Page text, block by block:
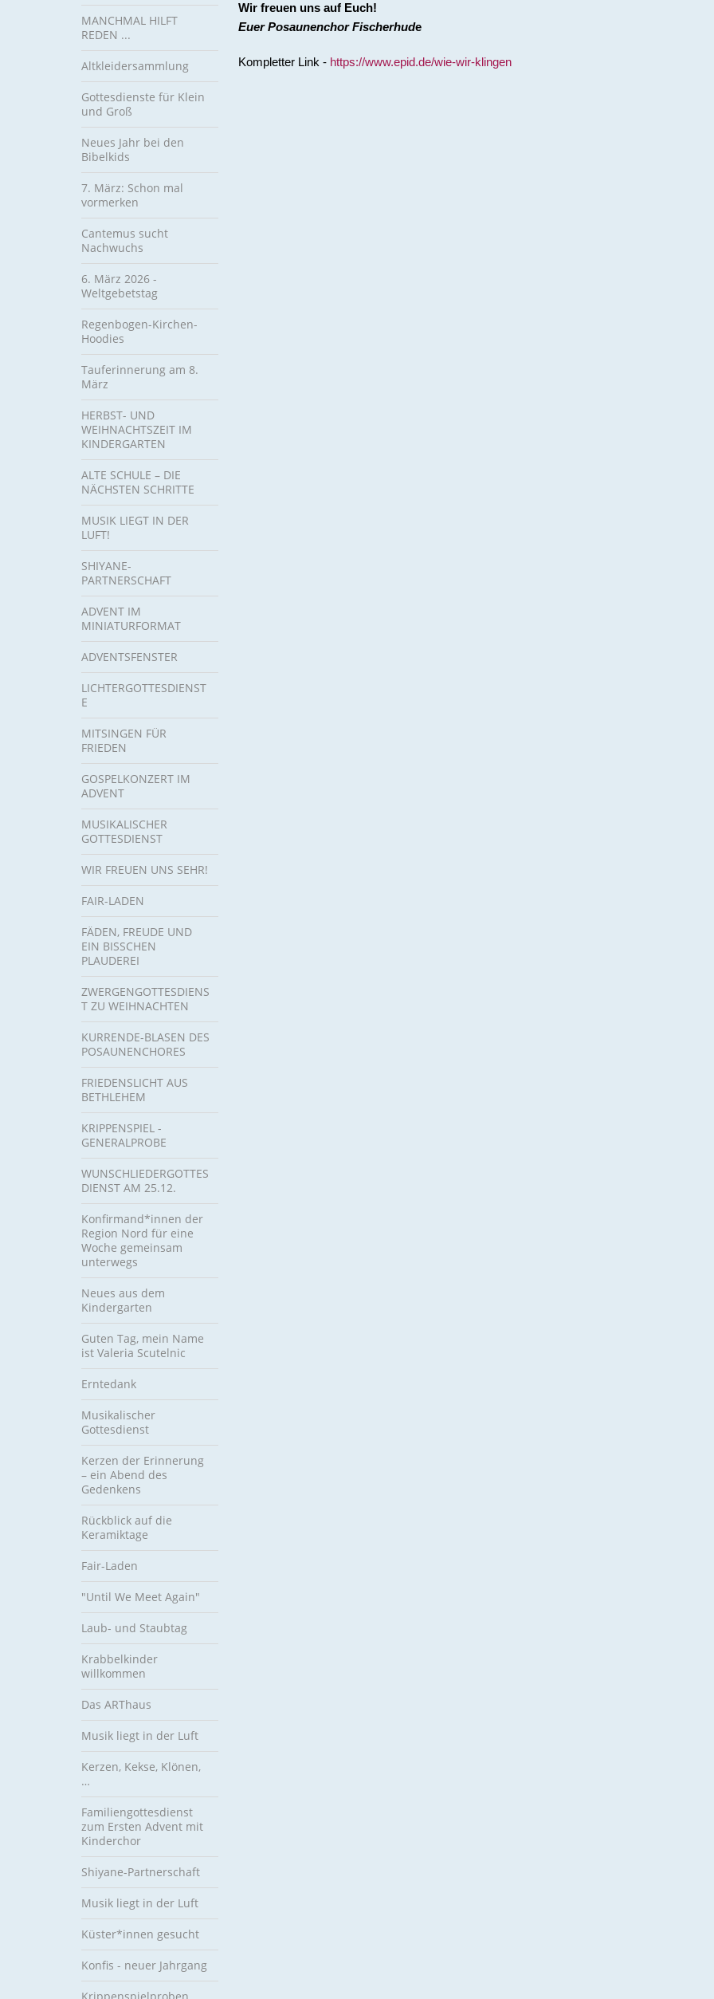
MANCHMAL HILFT
REDEN ...
Altkleidersammlung
Gottesdienste für Klein
und Groß
Neues Jahr bei den
Bibelkids
7. März: Schon mal
vormerken
Cantemus sucht
Nachwuchs
6. März 2026 -
Weltgebetstag
Regenbogen-Kirchen-
Hoodies
Tauferinnerung am 8.
März
HERBST- UND
WEIHNACHTSZEIT IM
KINDERGARTEN
ALTE SCHULE – DIE
NÄCHSTEN SCHRITTE
MUSIK LIEGT IN DER
LUFT!
SHIYANE-
PARTNERSCHAFT
ADVENT IM
MINIATURFORMAT
ADVENTSFENSTER
LICHTERGOTTESDIENST
E
MITSINGEN FÜR
FRIEDEN
GOSPELKONZERT IM
ADVENT
MUSIKALISCHER
GOTTESDIENST
WIR FREUEN UNS SEHR!
FAIR-LADEN
FÄDEN, FREUDE UND
EIN BISSCHEN
PLAUDEREI
ZWERGENGOTTESDIENS
T ZU WEIHNACHTEN
KURRENDE-BLASEN DES
POSAUNENCHORES
FRIEDENSLICHT AUS
BETHLEHEM
KRIPPENSPIEL -
GENERALPROBE
WUNSCHLIEDERGOTTES
DIENST AM 25.12.
Konfirmand*innen der
Region Nord für eine
Woche gemeinsam
unterwegs
Neues aus dem
Kindergarten
Guten Tag, mein Name
ist Valeria Scutelnic
Erntedank
Musikalischer
Gottesdienst
Kerzen der Erinnerung
– ein Abend des
Gedenkens
Rückblick auf die
Keramiktage
Fair-Laden
"Until We Meet Again"
Laub- und Staubtag
Krabbelkinder
willkommen
Das ARThaus
Musik liegt in der Luft
Kerzen, Kekse, Klönen,
…
Familiengottesdienst
zum Ersten Advent mit
Kinderchor
Shiyane-Partnerschaft
Musik liegt in der Luft
Küster*innen gesucht
Konfis - neuer Jahrgang
Krippenspielproben
Wir freuen uns auf Euch!
Euer Posaunenchor Fischerhude
Kompletter Link - https://www.epid.de/wie-wir-klingen